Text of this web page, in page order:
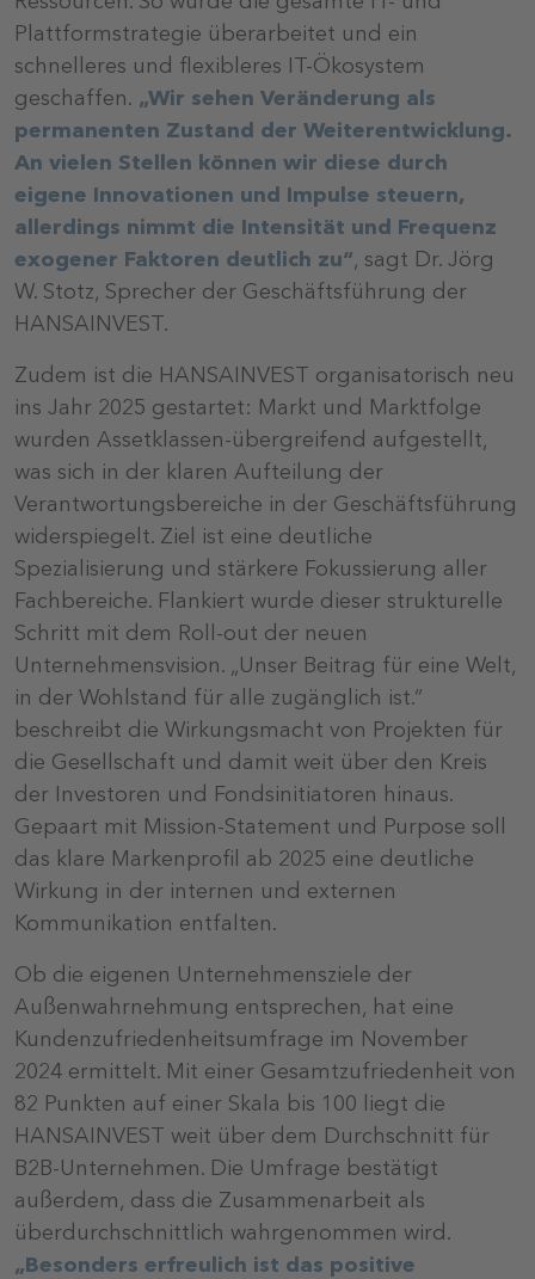
Plattformstrategie überarbeitet und ein
schnelleres und flexibleres IT-Ökosystem
geschaffen. „Wir sehen Veränderung als
permanenten Zustand der Weiterentwicklung.
An vielen Stellen können wir diese durch
eigene Innovationen und Impulse steuern,
allerdings nimmt die Intensität und Frequenz
exogener Faktoren deutlich zu“, sagt Dr. Jörg
W. Stotz, Sprecher der Geschäftsführung der
HANSAINVEST.
Zudem ist die HANSAINVEST organisatorisch neu
ins Jahr 2025 gestartet: Markt und Marktfolge
wurden Assetklassen-übergreifend aufgestellt,
was sich in der klaren Aufteilung der
Verantwortungsbereiche in der Geschäftsführung
widerspiegelt. Ziel ist eine deutliche
Spezialisierung und stärkere Fokussierung aller
Fachbereiche. Flankiert wurde dieser strukturelle
Schritt mit dem Roll-out der neuen
Unternehmensvision. „Unser Beitrag für eine Welt,
in der Wohlstand für alle zugänglich ist.“
beschreibt die Wirkungsmacht von Projekten für
die Gesellschaft und damit weit über den Kreis
der Investoren und Fondsinitiatoren hinaus.
Gepaart mit Mission-Statement und Purpose soll
das klare Markenprofil ab 2025 eine deutliche
Wirkung in der internen und externen
Kommunikation entfalten.
Ob die eigenen Unternehmensziele der
Außenwahrnehmung entsprechen, hat eine
Kundenzufriedenheitsumfrage im November
2024 ermittelt. Mit einer Gesamtzufriedenheit von
82 Punkten auf einer Skala bis 100 liegt die
HANSAINVEST weit über dem Durchschnitt für
B2B-Unternehmen. Die Umfrage bestätigt
außerdem, dass die Zusammenarbeit als
überdurchschnittlich wahrgenommen wird.
„Besonders erfreulich ist das positive